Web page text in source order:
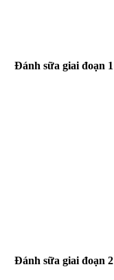
Đánh sữa giai đoạn 1
Đánh sữa giai đoạn 2